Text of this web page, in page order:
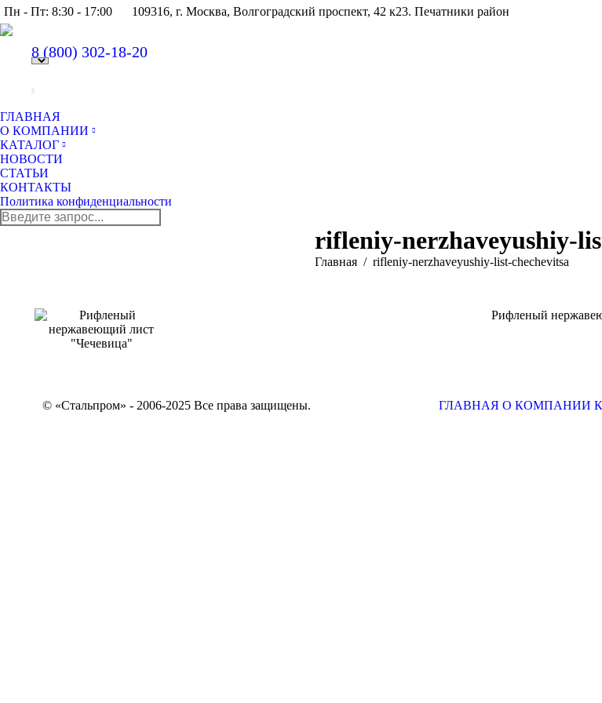
Пн - Пт: 8:30 - 17:00 109316, г. Москва, Волгоградский проспект, 42 к23. Печатники район
8 (800) 302-18-20
ГЛАВНАЯ
О КОМПАНИИ
КАТАЛОГ
НОВОСТИ
СТАТЬИ
КОНТАКТЫ
Политика конфиденциальности
Поиск:
rifleniy-nerzhaveyushiy-
Вы здесь:
Главная rifleniy-nerzhaveyushiy-list-chechevitsa
Рифленый
© «Стальпром» - 2006-2025 Все права защищены. ГЛАВНАЯ О КОМПАНИИ